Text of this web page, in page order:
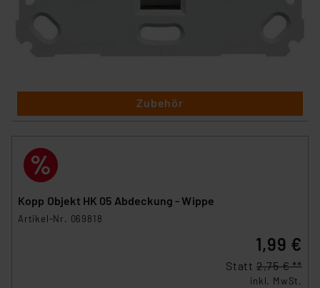
Zubehör
Kopp Objekt HK 05 Abdeckung - Wippe
Artikel-Nr. 069818
1,99 €
Statt 2,75 € **
inkl. MwSt.